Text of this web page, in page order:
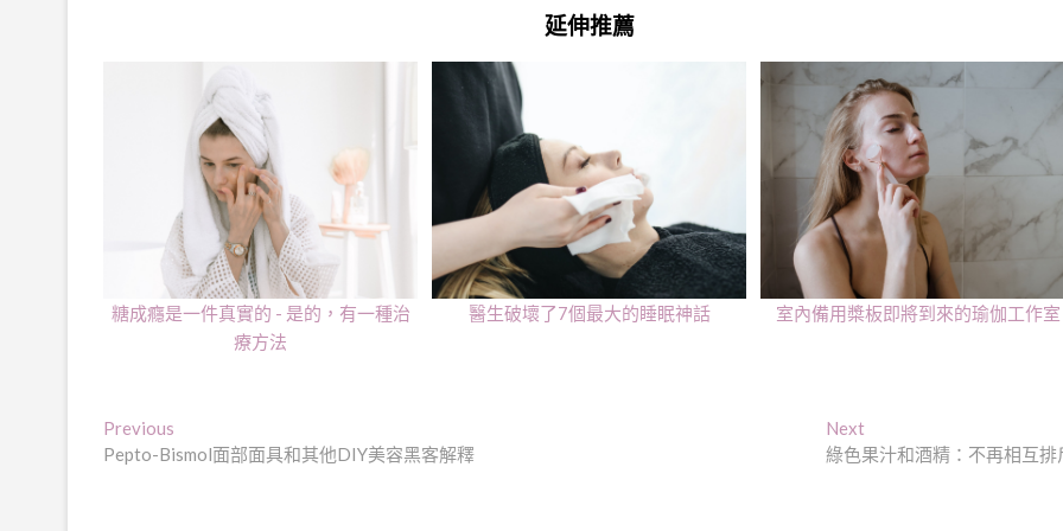
延伸推薦
糖成癮是一件真實的 - 是的，有一種治
療方法
醫生破壞了7個最大的睡眠神話 室內備用槳板即將到來的瑜伽工作室
文
章
Previous
post:
Pepto-Bismol面部面具和其他DIY美容黑客解釋
NextNext
post:
綠色果汁和酒精：不再相互排